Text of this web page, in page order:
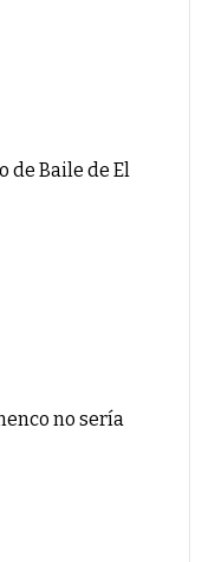
de Baile de El
no sería